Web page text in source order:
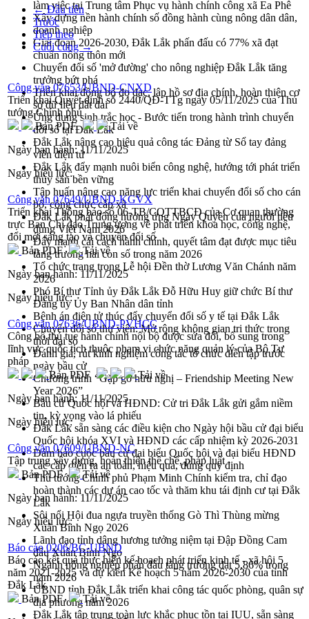
làm việc tại Trung tâm Phục vụ hành chính công xã Ea Phê
Xây dựng nền hành chính số đồng hành cùng nông dân dân,
doanh nghiệp
Giai đoạn 2026-2030, Đắk Lắk phấn đấu có 77% xã đạt
chuẩn nông thôn mới
Chuyển đổi số 'mở đường' cho nông nghiệp Đắk Lắk tăng
trưởng bứt phá
Triển khai đồng bộ đo đạc, lập hồ sơ địa chính, hoàn thiện cơ
sở dữ liệu đất đai
Ứng dụng sinh trắc học - Bước tiến trong hành trình chuyển
đổi số tại Đắk Lắk
Đắk Lắk nâng cao hiệu quả công tác Đảng từ Sổ tay đảng
viên điện tử
Đắk Lắk đẩy mạnh nuôi biển công nghệ, hướng tới phát triển
thủy sản bền vững
Tập huấn nâng cao năng lực triển khai chuyển đổi số cho cán
bộ, công chức cấp xã
Đắk Lắk phát động hưởng ứng Ngày Quyền của người tiêu
dùng Việt Nam 2026
Đẩy mạnh cải cách hành chính, quyết tâm đạt được mục tiêu
tăng trưởng hai con số trong năm 2026
Tổ chức trang trọng Lễ hội Đền thờ Lương Văn Chánh năm
2026
Phó Bí thư Tỉnh ủy Đắk Lắk Đỗ Hữu Huy giữ chức Bí thư
Đảng ủy Ủy Ban Nhân dân tỉnh
Bệnh án điện tử thúc đẩy chuyển đổi số y tế tại Đắk Lắk
Chuyển đổi số thư viện: Mở rộng không gian tri thức trong
thời đại số
Đánh giá, rút kinh nghiệm công tác tổ chức diễn tập trước
ngày bầu cử
Chương trình “Gặp gỡ hữu nghị – Friendship Meeting New
Year 2026”
Bầu cử Quốc hội và HĐND: Cử tri Đắk Lắk gửi gắm niềm
tin, kỳ vọng vào lá phiếu
Đắk Lắk sẵn sàng các điều kiện cho Ngày hội bầu cử đại biểu
Quốc hội khóa XVI và HĐND các cấp nhiệm kỳ 2026-2031
Đảm bảo cuộc bầu cử đại biểu Quốc hội và đại biểu HĐND
các cấp diễn ra an toàn, hiệu quả, đúng quy định
Thủ tướng Chính phủ Phạm Minh Chính kiểm tra, chỉ đạo
hoàn thành các dự án cao tốc và thăm khu tái định cư tại Đắk
Lắk
Sôi nổi Hội đua ngựa truyền thống Gò Thì Thùng mừng
Xuân Bính Ngọ 2026
Lãnh đạo tỉnh dâng hương tưởng niệm tại Đập Đồng Cam
đầu Xuân Bính Ngọ
Ngành nông nghiệp phấn đấu tăng trưởng đạt 5,86% trong
năm 2026
UBND tỉnh Đắk Lắk triển khai công tác quốc phòng, quân sự
địa phương năm 2026
Đắk Lắk tập trung toàn lực khắc phục tồn tại IUU, sẵn sàng
← Đầu tiên
Trước
Tiếp theo
Cuối cùng →
Công văn 07653/UBND-CNXD
Triển khai Quyết định số 2440/QĐ-TTg ngày 05/11/2025 của Thủ
tướng Chính phủ
Bản PDF
Tải về
Ngày ban hành:11/11/2025
Ngày hiệu lực:
Công văn 07649/UBND-KGVX
Triển khai Thông báo số 06-TB/CQTTBCĐ của Cơ quan thường
trực Ban Chỉ đạo Trung ương về phát triển khoa học, công nghệ,
đổi mới sáng tạo và chuyển đổi số
Bản PDF
Tải về
Ngày ban hành:11/11/2025
Ngày hiệu lực:
Công văn 07636/UBND-PVHCC
Công bố thủ tục hành chính nội bộ được sửa đổi, bổ sung trong
lĩnh vực quốc tịch thuộc phạm vi chức năng quản lý của Bộ Tư
pháp
Bản PDF
Tải về
Ngày ban hành: 11/11/2025
Ngày hiệu lực:
Công văn 07609/UBND-NC
Tập trung xây dựng, hoàn thiện thể chế, pháp luật
Bản PDF
Tải về
Ngày ban hành:11/11/2025
Ngày hiệu lực:
Báo cáo 0206/BC-UBND
Báo cáo kết quả thực hiện kế hoạch phát triển kinh tế - xã hội 5
năm 2021-2025 và dự kiến Kế hoạch 5 năm 2026-2030 của tỉnh
Đắk Lắk
Bản PDF
Tải về